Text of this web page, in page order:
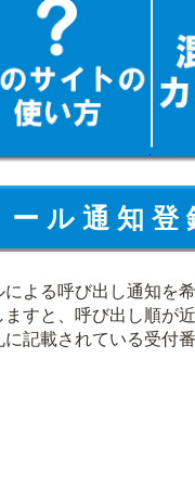
ー ル 通 知 登
による呼び出し通知を
ますと、呼び出し順が
に記載されている受付